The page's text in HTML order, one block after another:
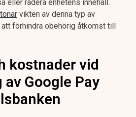
eller radera enhetens innehåll.
vikten av denna typ av
förhindra obehörig åtkomst till
kostnader vid
Google Pay